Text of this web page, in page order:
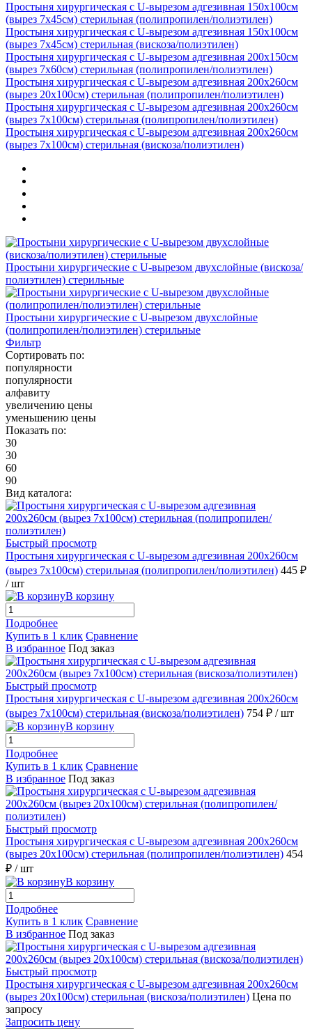
Простыня хирургическая с U-вырезом адгезивная 150х100см
(вырез 7х45см) стерильная (полипропилен/полиэтилен)
Простыня хирургическая с U-вырезом адгезивная 150х100см
(вырез 7х45см) стерильная (вискоза/полиэтилен)
Простыня хирургическая с U-вырезом адгезивная 200х150см
(вырез 7х60см) стерильная (полипропилен/полиэтилен)
Простыня хирургическая с U-вырезом адгезивная 200х260см
(вырез 20х100см) стерильная (полипропилен/полиэтилен)
Простыня хирургическая с U-вырезом адгезивная 200х260см
(вырез 7х100см) стерильная (полипропилен/полиэтилен)
Простыня хирургическая с U-вырезом адгезивная 200х260см
(вырез 7х100см) стерильная (вискоза/полиэтилен)
Простыни хирургические с U-вырезом двухслойные (вискоза/
полиэтилен) стерильные
Простыни хирургические с U-вырезом двухслойные
(полипропилен/полиэтилен) стерильные
Фильтр
Сортировать по:
популярности
популярности
алфавиту
увеличению цены
уменьшению цены
Показать по:
30
30
60
90
Вид каталога:
Быстрый просмотр
Простыня хирургическая с U-вырезом адгезивная 200х260см
(вырез 7х100см) стерильная (полипропилен/полиэтилен) 445 ₽
/ шт
В корзину
Подробнее
Купить в 1 клик Сравнение
В избранное Под заказ
Быстрый просмотр
Простыня хирургическая с U-вырезом адгезивная 200х260см
(вырез 7х100см) стерильная (вискоза/полиэтилен) 754 ₽ / шт
В корзину
Подробнее
Купить в 1 клик Сравнение
В избранное Под заказ
Быстрый просмотр
Простыня хирургическая с U-вырезом адгезивная 200х260см
(вырез 20х100см) стерильная (полипропилен/полиэтилен) 454
₽ / шт
В корзину
Подробнее
Купить в 1 клик Сравнение
В избранное Под заказ
Быстрый просмотр
Простыня хирургическая с U-вырезом адгезивная 200х260см
(вырез 20х100см) стерильная (вискоза/полиэтилен) Цена по
запросу
Запросить цену